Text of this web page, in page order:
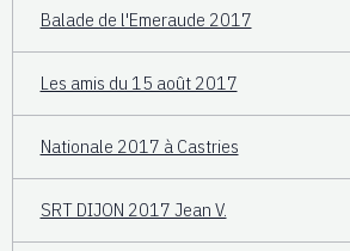
Balade de l'Emeraude 2017
Les amis du 15 août 2017
Nationale 2017 à Castries
SRT DIJON 2017 Jean V.